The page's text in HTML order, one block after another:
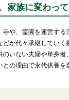
家族に変わっ
寺や、霊園を運営す
どが代々承継してい
のいない夫婦や単身
の理由で永代供養を